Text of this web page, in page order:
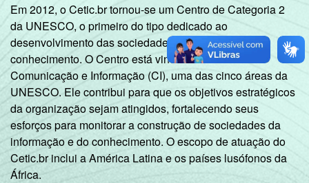
Em 2012, o Cetic.br tornou-se um Centro de Categoria 2
da UNESCO, o primeiro do tipo dedicado ao
desenvolvimento das sociedades da informação e do
conhecimento. O Centro está vinculado ao Setor de
Comunicação e Informação (CI), uma das cinco áreas da
UNESCO. Ele contribui para que os objetivos estratégicos
da organização sejam atingidos, fortalecendo seus
esforços para monitorar a construção de sociedades da
informação e do conhecimento. O escopo de atuação do
Cetic.br inclui a América Latina e os países lusófonos da
África.